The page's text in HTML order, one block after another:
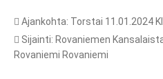
Ajankohta: Torstai 11.01.2024
Sijainti: Rovaniemen
Rovaniemi Rovaniemi